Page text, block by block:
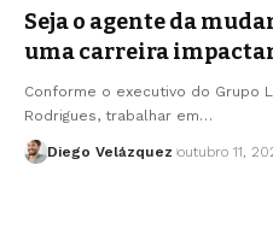
Seja o agente da
uma carreira
Conforme o executivo do Grupo
Rodrigues, trabalhar em…
Diego Velázquez outubro 11,